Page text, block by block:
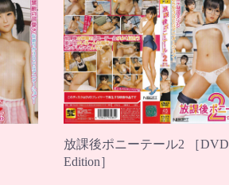
放課後ポニーテール2 ［DVD
Edition］